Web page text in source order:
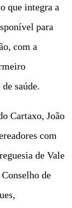
que integra a
para
com a
saúde.
Cartaxo, João
com
de Vale
de